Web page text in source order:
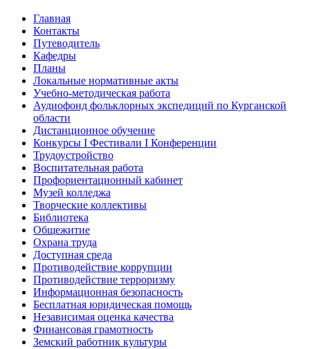
Главная
Контакты
Путеводитель
Кафедры
Планы
Локальные нормативные акты
Учебно-методическая работа
Аудиофонд фольклорных экспедиций по Курганской
области
Дистанционное обучение
Конкурсы I Фестивали I Конференции
Трудоустройство
Воспитательная работа
Профориентационный кабинет
Музей колледжа
Творческие коллективы
Библиотека
Общежитие
Охрана труда
Доступная среда
Противодействие коррупции
Противодействие терроризму
Информационная безопасность
Бесплатная юридическая помощь
Независимая оценка качества
Финансовая грамотность
Земский работник культуры